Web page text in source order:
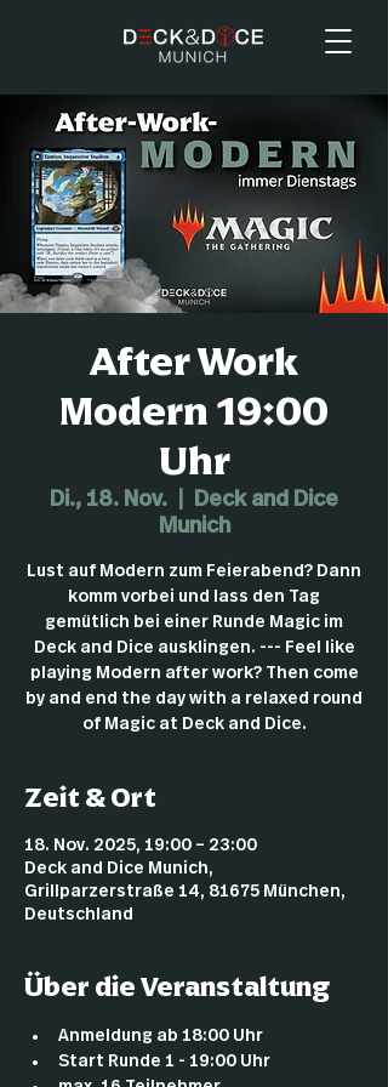
After Work
Modern 19:00
Uhr
Di., 18. Nov.
Deck and Dice
Munich
Lust auf Modern zum Feierabend? Dann
komm vorbei und lass den Tag
gemütlich bei einer Runde Magic im
Deck and Dice ausklingen. --- Feel like
playing Modern after work? Then come
by and end the day with a relaxed round
of Magic at Deck and Dice.
Zeit & Ort
18. Nov. 2025, 19:00 – 23:00
Deck and Dice Munich,
Grillparzerstraße 14, 81675 München,
Deutschland
Über die Veranstaltung
Anmeldung ab 18:00 Uhr
Start Runde 1 - 19:00 Uhr